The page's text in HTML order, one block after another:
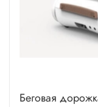
Беговая